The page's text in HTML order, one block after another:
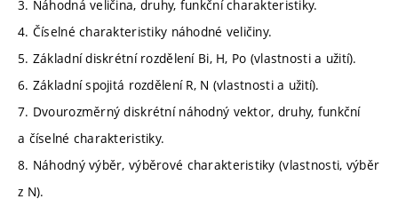
3. Náhodná veličina, druhy, funkční charakteristiky.
4. Číselné charakteristiky náhodné veličiny.
5. Základní diskrétní rozdělení Bi, H, Po (vlastnosti a užití).
6. Základní spojitá rozdělení R, N (vlastnosti a užití).
7. Dvourozměrný diskrétní náhodný vektor, druhy, funkční
a číselné charakteristiky.
8. Náhodný výběr, výběrové charakteristiky (vlastnosti, výběr
z N).